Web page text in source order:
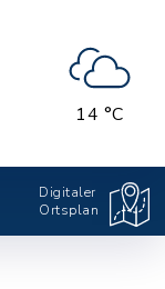
14 °C
Digitaler
Ortsplan